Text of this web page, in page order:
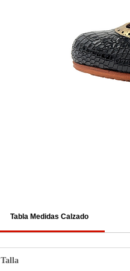
Tabla Medidas Calzado
Talla